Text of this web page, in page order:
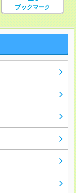
ブックマーク